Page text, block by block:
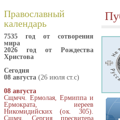
Православный
календарь
7535 год от сотворения
мира
2026 год от Рождества
Христова
Сегодня
08 августа (26 июля ст.с)
08 августа
Сщмчч. Ермолая, Ермиппа и
Ермократа, иереев
Никомидийских (ок. 305).
Сщмч. Сергия пресвитера